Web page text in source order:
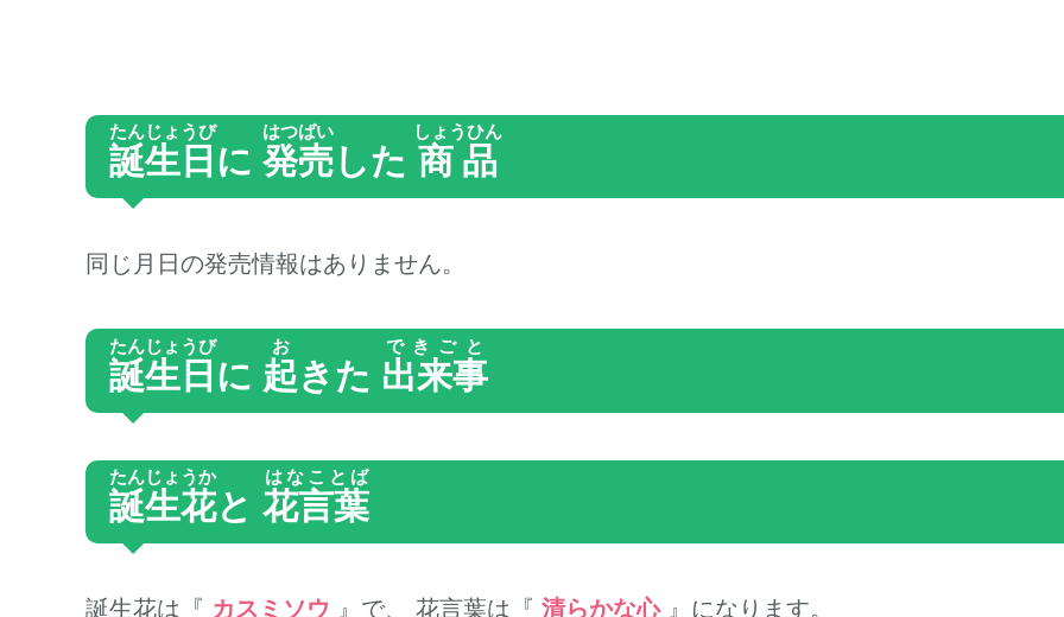
誕生日
たんじょうび
に 発売
はつばい
した 商品
しょうひん
同じ月日の発売情報はありません。
誕生日
たんじょうび
に 起
お
きた 出来事
できごと
誕生花
たんじょうか
と 花言葉
はなことば
誕生花は『 カスミソウ 』で、 花言葉は『 清らかな心』になります。